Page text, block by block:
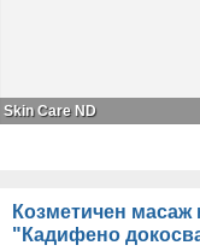
Skin Care ND
Козметичен масаж
"Кадифено